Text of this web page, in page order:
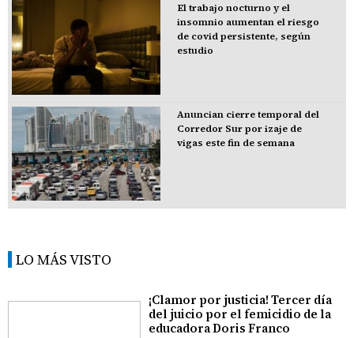
El trabajo nocturno y el
insomnio aumentan el riesgo
de covid persistente, según
estudio
Anuncian cierre temporal del
Corredor Sur por izaje de
vigas este fin de semana
LO MÁS VISTO
¡Clamor por justicia! Tercer día
del juicio por el femicidio de la
educadora Doris Franco